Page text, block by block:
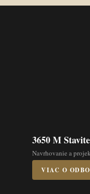
3650 M
Navrhovanie a
VIAC O